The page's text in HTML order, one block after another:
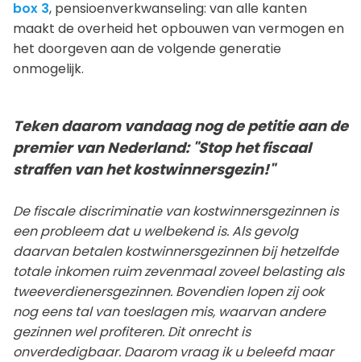
box 3, pensioenverkwanseling: van alle kanten
maakt de overheid het opbouwen van vermogen en
het doorgeven aan de volgende generatie
onmogelijk.
Teken daarom vandaag nog de petitie aan de
premier van Nederland: "Stop het fiscaal
straffen van het kostwinnersgezin!"
De fiscale discriminatie van kostwinnersgezinnen is
een probleem dat u welbekend is. Als gevolg
daarvan betalen kostwinnersgezinnen bij hetzelfde
totale inkomen ruim zevenmaal zoveel belasting als
tweeverdienersgezinnen. Bovendien lopen zij ook
nog eens tal van toeslagen mis, waarvan andere
gezinnen wel profiteren. Dit onrecht is
onverdedigbaar. Daarom vraag ik u beleefd maar